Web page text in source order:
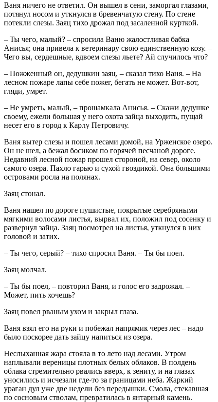
Ваня ничего не ответил. Он вышел в сени, заморгал глазами,
потянул носом и уткнулся в бревенчатую стену. По стене
потекли слезы. Заяц тихо дрожал под засаленной курткой.
– Ты чего, малый? – спросила Ваню жалостливая бабка
Анисья; она привела к ветеринару свою единственную козу. –
Чего вы, сердешные, вдвоем слезы льете? Ай случилось что?
– Пожженный он, дедушкин заяц, – сказал тихо Ваня. – На
лесном пожаре лапы себе пожег, бегать не может. Вот-вот,
гляди, умрет.
– Не умреть, малый, – прошамкала Анисья. – Скажи дедушке
своему, ежели большая у него охота зайца выходить, пущай
несет его в город к Карлу Петровичу.
Ваня вытер слезы и пошел лесами домой, на Урженское озеро.
Он не шел, а бежал босиком по горячей песчаной дороге.
Недавний лесной пожар прошел стороной, на север, около
самого озера. Пахло гарью и сухой гвоздикой. Она большими
островами росла на полянах.
Заяц стонал.
Ваня нашел по дороге пушистые, покрытые серебряными
мягкими волосами листья, вырвал их, положил под сосенку и
развернул зайца. Заяц посмотрел на листья, уткнулся в них
головой и затих.
– Ты чего, серый? – тихо спросил Ваня. – Ты бы поел.
Заяц молчал.
– Ты бы поел, – повторил Ваня, и голос его задрожал. –
Может, пить хочешь?
Заяц повел рваным ухом и закрыл глаза.
Ваня взял его на руки и побежал напрямик через лес – надо
было поскорее дать зайцу напиться из озера.
Неслыханная жара стояла в то лето над лесами. Утром
наплывали вереницы плотных белых облаков. В полдень
облака стремительно рвались вверх, к зениту, и на глазах
уносились и исчезали где-то за границами неба. Жаркий
ураган дул уже две недели без передышки. Смола, стекавшая
по сосновым стволам, превратилась в янтарный камень.